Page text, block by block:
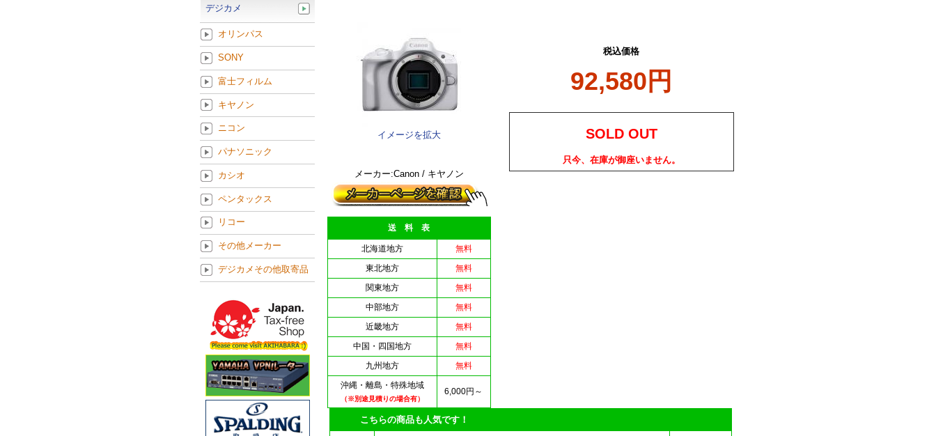
イメージを拡大
メーカー:Canon / キヤノン
送 料 表
北海道地方
無料
東北地方
無料
関東地方
無料
中部地方
無料
近畿地方
無料
中国・四国地方
無料
九州地方
無料
沖縄・離島・特殊地域
（※別途見積りの場合有）
6,000円～
税込価格
92,580円
SOLD OUT
只今、在庫が御座いません。
こちらの商品も人気です！
デジカメ
オリンパス
SONY
富士フィルム
キヤノン
ニコン
パナソニック
カシオ
ペンタックス
リコー
その他メーカー
デジカメその他取寄品